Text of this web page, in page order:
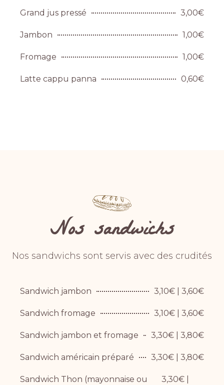
Grand jus pressé 3,00€
Jambon 1,00€
Fromage 1,00€
Latte cappu panna 0,60€
Nos sandwichs
Nos sandwichs sont servis avec des crudités
Sandwich jambon 3,10€ | 3,60€
Sandwich fromage 3,10€ | 3,60€
Sandwich jambon et fromage 3,30€ | 3,80€
Sandwich américain préparé 3,30€ | 3,80€
Sandwich Thon (mayonnaise ou
3,30€ |